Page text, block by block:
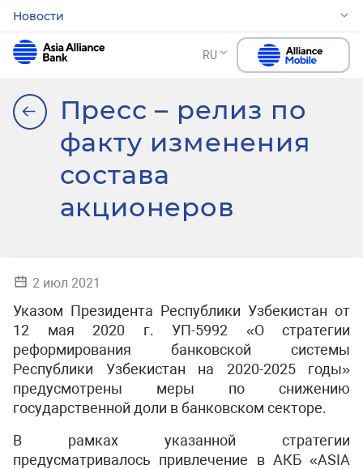
Новости
RU
Пресс – релиз по
факту изменения
состава
акционеров
2 июл 2021
Указом Президента Республики Узбекистан от
12 мая 2020 г. УП-5992 «О стратегии
реформирования банковской системы
Республики Узбекистан на 2020-2025 годы»
предусмотрены меры по снижению
государственной доли в банковском секторе.
В рамках указанной стратегии
предусматривалось привлечение в АКБ «ASIA